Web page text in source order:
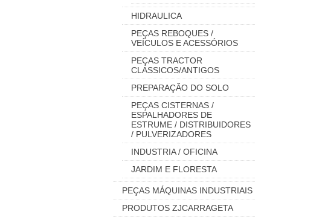
HIDRAULICA
PEÇAS REBOQUES /
VEÍCULOS E ACESSÓRIOS
PEÇAS TRACTOR
CLASSICOS/ANTIGOS
PREPARAÇÃO DO SOLO
PEÇAS CISTERNAS /
ESPALHADORES DE
ESTRUME / DISTRIBUIDORES
/ PULVERIZADORES
INDUSTRIA / OFICINA
JARDIM E FLORESTA
PEÇAS MÁQUINAS INDUSTRIAIS
PRODUTOS ZJCARRAGETA